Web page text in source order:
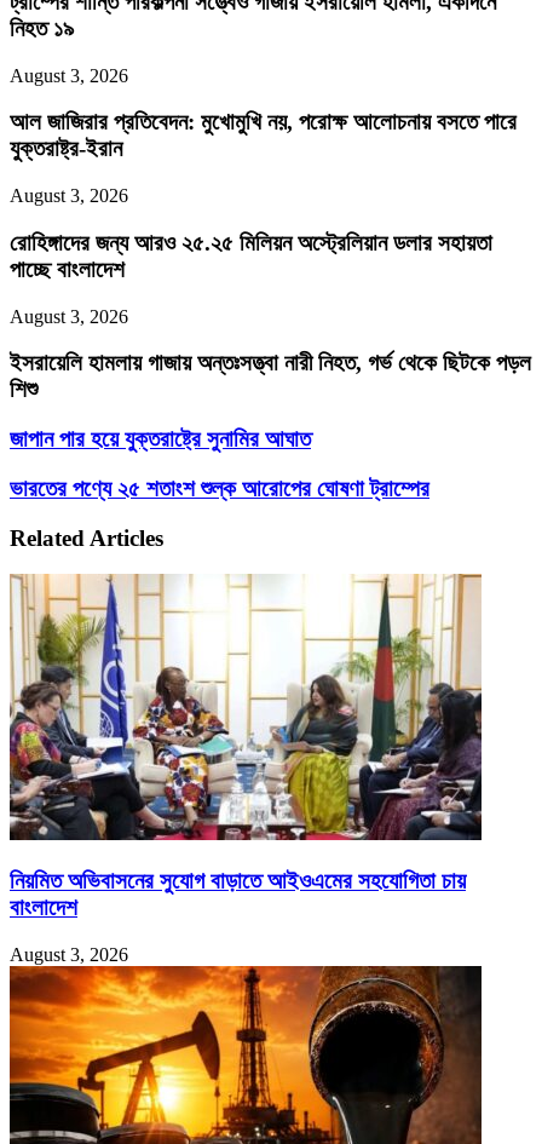
নিহত ১৯
August 3, 2026
আল জাজিরার প্রতিবেদন: মুখোমুখি নয়, পরোক্ষ আলোচনায় বসতে পারে
যুক্তরাষ্ট্র-ইরান
August 3, 2026
রোহিঙ্গাদের জন্য আরও ২৫.২৫ মিলিয়ন অস্ট্রেলিয়ান ডলার সহায়তা
পাচ্ছে বাংলাদেশ
August 3, 2026
ইসরায়েলি হামলায় গাজায় অন্তঃসত্ত্বা নারী নিহত, গর্ভ থেকে ছিটকে পড়ল
শিশু
জাপান
হয়ে
যুক্তরাষ্ট্রে
আঘাত
জাপান পার হয়ে যুক্তরাষ্ট্রে সুনামির আঘাত
ভারতের
২৫
শতাংশ
শুল্ক
আরোপের
ঘোষণা
ট্রাম্পের
ভারতের পণ্যে ২৫ শতাংশ শুল্ক আরোপের ঘোষণা ট্রাম্পের
Related Articles
নিয়মিত অভিবাসনের সুযোগ বাড়াতে আইওএমের সহযোগিতা চায়
বাংলাদেশ
August 3, 2026